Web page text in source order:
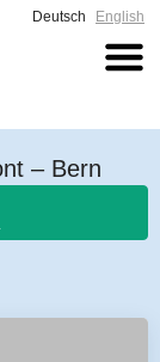
Deutsch English
– Bern